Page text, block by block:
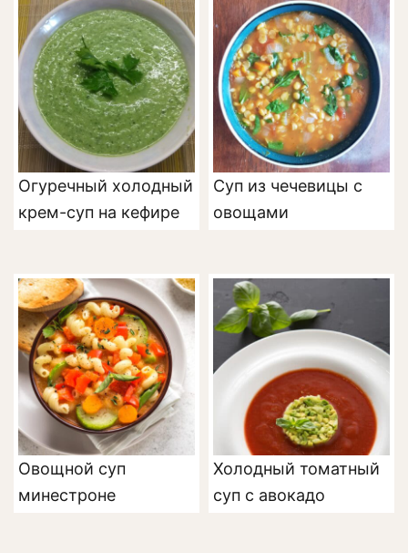
Огуречный холодный
крем-суп на кефире
Суп из чечевицы с
овощами
Овощной суп
минестроне
Холодный томатный
суп с авокадо